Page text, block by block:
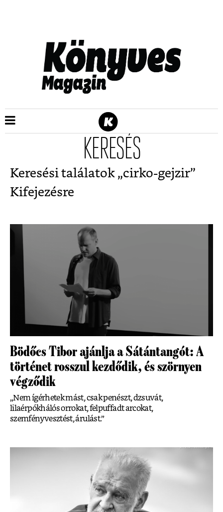
KERESÉS
Keresési találatok „cirko-gejzir”
Kifejezésre
Bödőcs Tibor ajánlja a Sátántangót: A
történet rosszul kezdődik, és szörnyen
végződik
„Nem ígérhetek mást, csak penészt, dzsuvát,
lilaérpókhálós orrokat, felpuffadt arcokat,
szemfényvesztést, árulást.”